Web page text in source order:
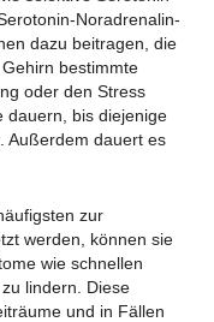
Noradrenalin-
dazu beitragen, die
bestimmte
oder den Stress
dauern, bis diejenige
Außerdem dauert es
zur
werden, können sie
wie schnellen
lindern. Diese
und in Fällen